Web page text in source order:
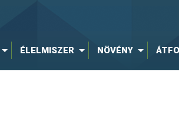
ÉLELMISZER NÖVÉNY